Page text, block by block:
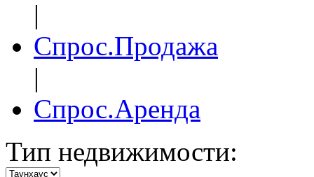
|
Спрос.Продажа
|
Спрос.Аренда
Тип недвижимости: